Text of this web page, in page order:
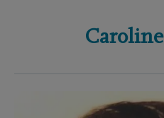
Caroline